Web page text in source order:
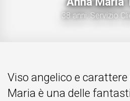
38 anni, Servizio
Viso angelico e
Maria è una delle